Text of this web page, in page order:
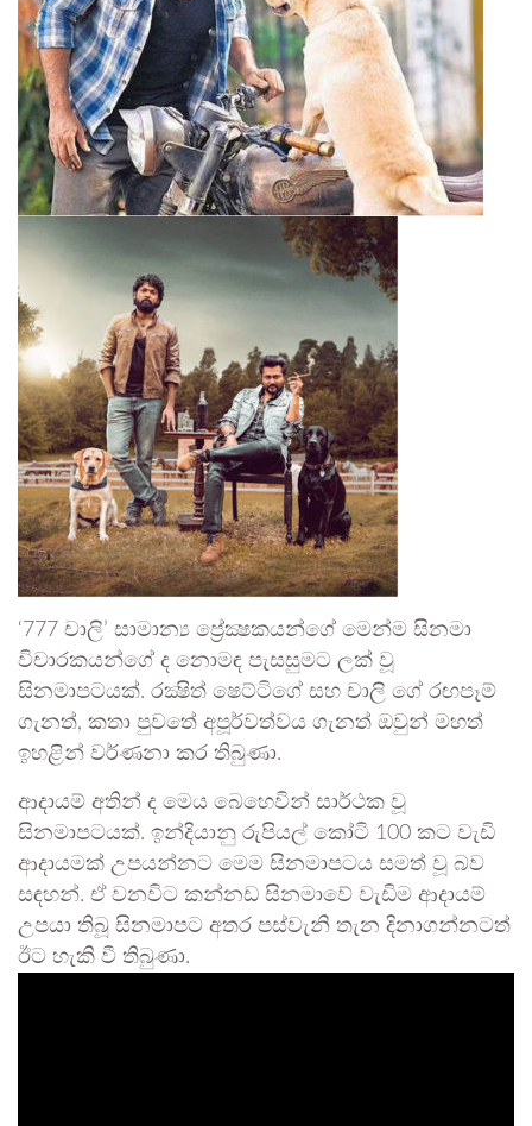
‘777 චාලි’ සාමාන්‍ය ප්‍රේක්‍ෂකයන්ගේ මෙන්ම සිනමා
විචාරකයන්ගේ ද නොමඳ පැසසුමට ලක් වූ
සිනමාපටයක්. රක්‍ෂිත් ෂෙට්ටිගේ සහ චාලි ගේ රඟපෑම්
ගැනත්, කතා පුවතේ අපූර්වත්වය ගැනත් ඔවුන් මහත්
ඉහළින් වර්ණනා කර තිබුණා.
ආදායම් අතින් ද මෙය බෙහෙවින් සාර්ථක වූ
සිනමාපටයක්. ඉන්දියානු රුපියල් කෝටි 100 කට වැඩි
ආදායමක් උපයන්නට මෙම සිනමාපටය සමත් වූ බව
සඳහන්. ඒ වනවිට කන්නඩ සිනමාවේ වැඩිම ආදායම්
උපයා තිබූ සිනමාපට අතර පස්වැනි තැන දිනාගන්නටත්
ඊට හැකි වී තිබුණා.